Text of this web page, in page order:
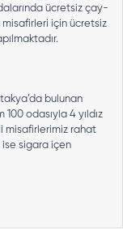
ücretsiz çay-
misafirleri için ücretsiz
bulunan
odasıyla 4 yıldız
misafirlerimiz rahat
sigara içen